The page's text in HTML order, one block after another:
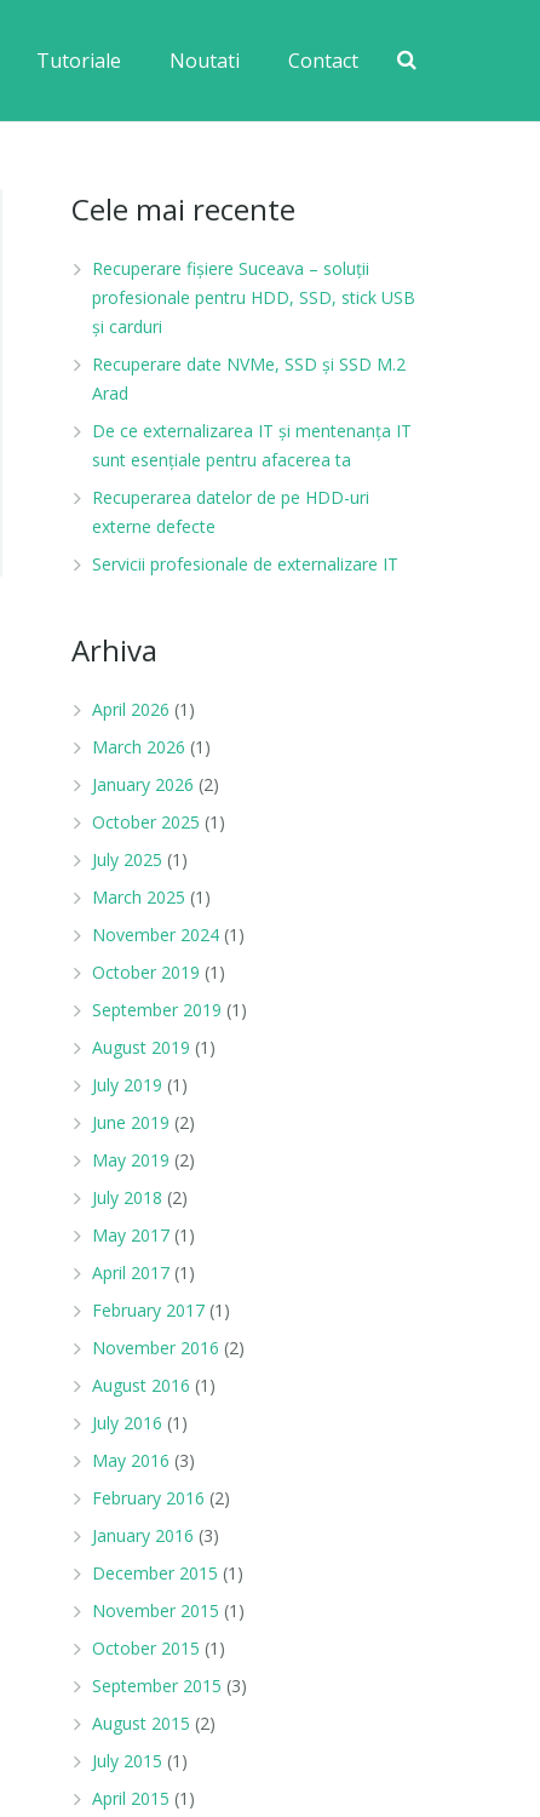
Tutoriale Noutati Contact
Cele mai recente
Recuperare fișiere Suceava – soluții
profesionale pentru HDD, SSD, stick USB
și carduri
Recuperare date NVMe, SSD și SSD M.2
Arad
De ce externalizarea IT și mentenanța IT
sunt esențiale pentru afacerea ta
Recuperarea datelor de pe HDD-uri
externe defecte
Servicii profesionale de externalizare IT
Arhiva
April 2026 (1)
March 2026 (1)
January 2026 (2)
October 2025 (1)
July 2025 (1)
March 2025 (1)
November 2024(1)
October 2019 (1)
September 2019 (1)
August 2019 (1)
July 2019 (1)
June 2019 (2)
May 2019 (2)
July 2018 (2)
May 2017(1)
April 2017(1)
February 2017(1)
November 2016 (2)
August 2016 (1)
July 2016 (1)
May 2016 (3)
February 2016 (2)
January 2016 (3)
December 2015 (1)
November 2015 (1)
October 2015 (1)
September 2015 (3)
August 2015 (2)
July 2015 (1)
April 2015 (1)